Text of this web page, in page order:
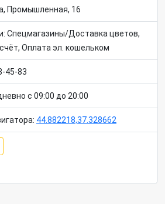
Промышленная, 16
Спецмагазины/Доставка цветов,
Оплата эл. кошельком
45-83
с 09:00 до 20:00
44.882218,37.328662